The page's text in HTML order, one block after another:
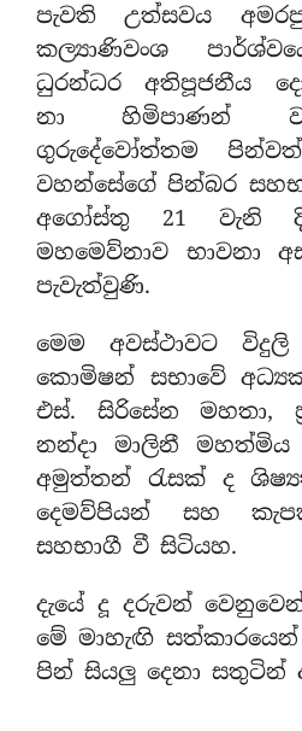
පැවති උත්සවය
කල්‍යාණිවංශ
ධුරන්ධර අතිපූජනීය
නා හිමිපාණන්
ගුරුදේවෝත්තම
වහන්සේගේ පින්බර
අගෝස්තු 21 වැනි
මහමෙව්නාව භාවනා
පැවැත්වුණි.
මෙම අවස්ථාවට
කොමිෂන් සභාවේ
එස්. සිරිසේන මහතා,
නන්දා මාලිනී
අමුත්තන් රැසක් ද
දෙමව්පියන් සහ
සහභාගී වී සිටියහ.
දැයේ දූ දරුවන්
මේ මාහැඟි
පින් සියලු දෙනා සතුටින්